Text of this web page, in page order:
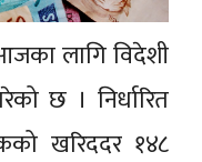
लागि विदेशी
छ । निर्धारित
खरिददर १४८